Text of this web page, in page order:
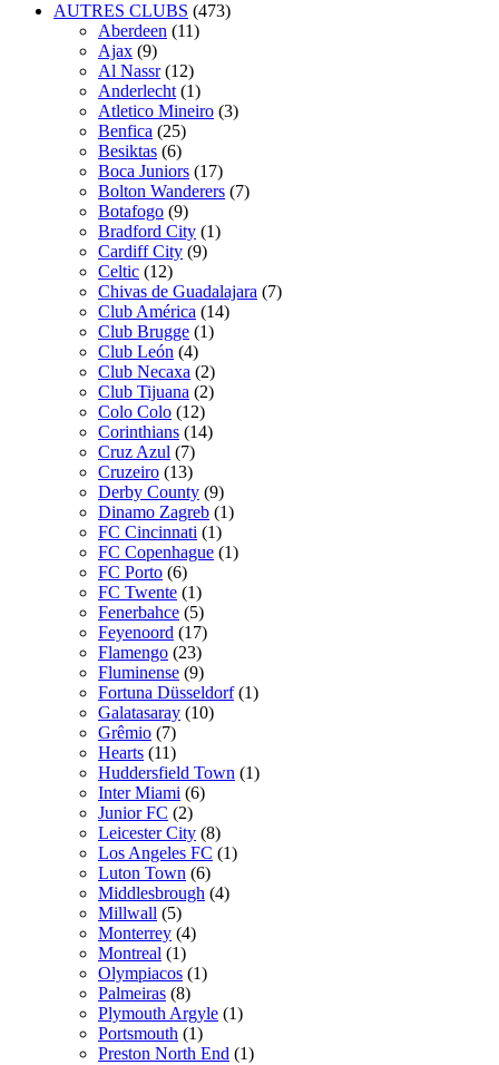
AUTRES CLUBS (473)
Aberdeen (11)
Ajax (9)
Al Nassr (12)
Anderlecht (1)
Atletico Mineiro (3)
Benfica (25)
Besiktas (6)
Boca Juniors (17)
Bolton Wanderers (7)
Botafogo (9)
Bradford City (1)
Cardiff City (9)
Celtic (12)
Chivas de Guadalajara (7)
Club América (14)
Club Brugge (1)
Club León (4)
Club Necaxa (2)
Club Tijuana (2)
Colo Colo (12)
Corinthians (14)
Cruz Azul (7)
Cruzeiro (13)
Derby County (9)
Dinamo Zagreb (1)
FC Cincinnati (1)
FC Copenhague (1)
FC Porto (6)
FC Twente (1)
Fenerbahce (5)
Feyenoord (17)
Flamengo (23)
Fluminense (9)
Fortuna Düsseldorf (1)
Galatasaray (10)
Grêmio (7)
Hearts (11)
Huddersfield Town (1)
Inter Miami (6)
Junior FC (2)
Leicester City (8)
Los Angeles FC (1)
Luton Town (6)
Middlesbrough (4)
Millwall (5)
Monterrey (4)
Montreal (1)
Olympiacos (1)
Palmeiras (8)
Plymouth Argyle (1)
Portsmouth (1)
Preston North End (1)